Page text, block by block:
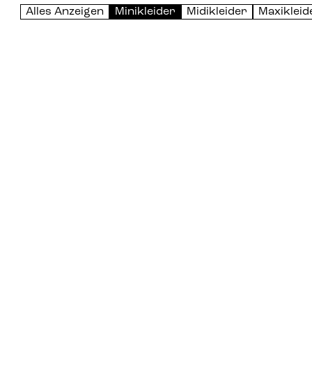
Alles Anzeigen Minikleider Midikleider